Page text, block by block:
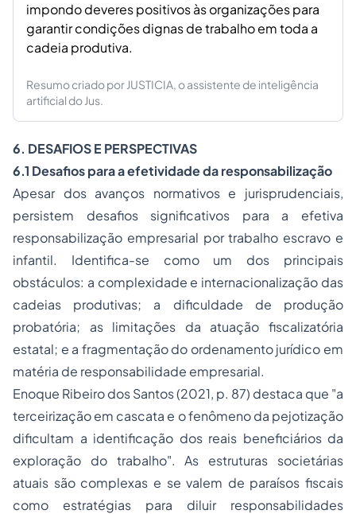
impondo deveres positivos às organizações para
garantir condições dignas de trabalho em toda a
cadeia produtiva.
Resumo criado por JUSTICIA, o assistente de inteligência
artificial do Jus.
6. DESAFIOS E PERSPECTIVAS
6.1 Desafios para a efetividade da responsabilização
Apesar dos avanços normativos e jurisprudenciais,
persistem desafios significativos para a efetiva
responsabilização empresarial por trabalho escravo e
infantil. Identifica-se como um dos principais
obstáculos: a complexidade e internacionalização das
cadeias produtivas; a dificuldade de produção
probatória; as limitações da atuação fiscalizatória
estatal; e a fragmentação do ordenamento jurídico em
matéria de responsabilidade empresarial.
Enoque Ribeiro dos Santos (2021, p. 87) destaca que "a
terceirização em cascata e o fenômeno da pejotização
dificultam a identificação dos reais beneficiários da
exploração do trabalho". As estruturas societárias
atuais são complexas e se valem de paraísos fiscais
como estratégias para diluir responsabilidades